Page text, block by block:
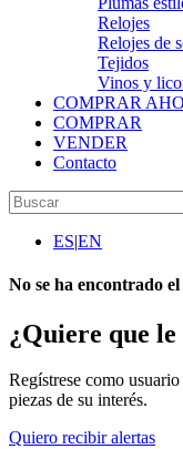
Relojes
Relojes de
Tejidos
Vinos y
COMPRAR
COMPRAR
VENDER
Contacto
ES|EN
No se ha encontrado
¿Quiere que le
Regístrese como
piezas de su interés.
Quiero recibir alertas